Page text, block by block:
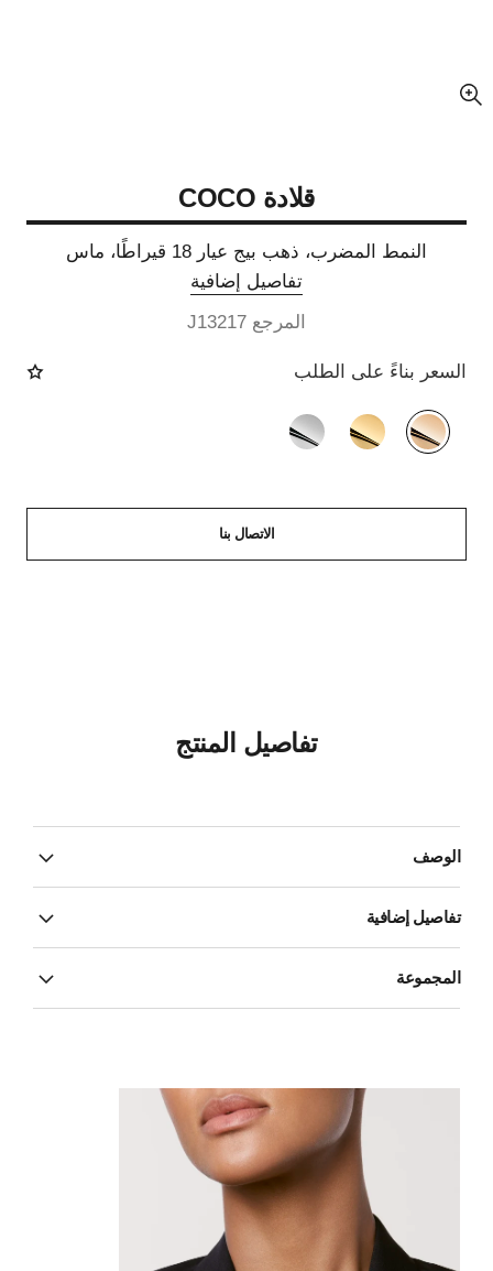
عرض مكبّر عن الصورة
قلادة COCO
النمط المضرب، ذهب بيج عيار 18 قيراطًا، ماس
تفاصيل إضافية
المرجع J13217
السعر بناءً على الطلب
الصيغة البديلة(3)
الاتصال بنا
تفاصيل المنتج
الوصف
تفاصيل إضافية
المجموعة